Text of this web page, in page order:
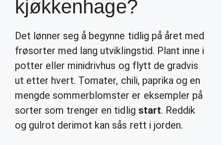
kjøkkenhage?
Det lønner seg å begynne tidlig på året med
frøsorter med lang utviklingstid. Plant inne i
potter eller minidrivhus og flytt de gradvis
ut etter hvert. Tomater, chili, paprika og en
mengde sommerblomster er eksempler på
sorter som trenger en tidlig start. Reddik
og gulrot derimot kan sås rett i jorden.